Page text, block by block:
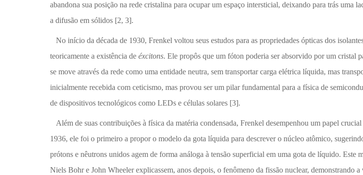
abandona sua posição na rede cristalina para ocupar um espaço intersticial, deixando para trás uma
a difusão em sólidos [2, 3].
No início da década de 1930, Frenkel voltou seus estudos para as propriedades ópticas dos
teoricamente a existência de éxcitons. Ele propôs que um fóton poderia ser absorvido por um cristal
se move através da rede como uma entidade neutra, sem transportar carga elétrica líquida, mas
inicialmente recebida com ceticismo, mas provou ser um pilar fundamental para a física de
de dispositivos tecnológicos como LEDs e células solares [3].
Além de suas contribuições à física da matéria condensada, Frenkel desempenhou um papel
1936, ele foi o primeiro a propor o modelo da gota líquida para descrever o núcleo atômico,
prótons e nêutrons unidos agem de forma análoga à tensão superficial em uma gota de líquido. Este
Niels Bohr e John Wheeler explicassem, anos depois, o fenômeno da fissão nuclear, demonstrando